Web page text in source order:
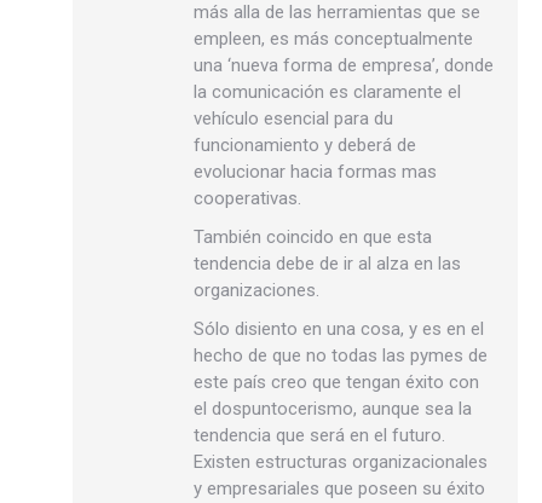
más alla de las herramientas que se
empleen, es más conceptualmente
una ‘nueva forma de empresa’, donde
la comunicación es claramente el
vehículo esencial para du
funcionamiento y deberá de
evolucionar hacia formas mas
cooperativas.
También coincido en que esta
tendencia debe de ir al alza en las
organizaciones.
Sólo disiento en una cosa, y es en el
hecho de que no todas las pymes de
este país creo que tengan éxito con
el dospuntocerismo, aunque sea la
tendencia que será en el futuro.
Existen estructuras organizacionales
y empresariales que poseen su éxito